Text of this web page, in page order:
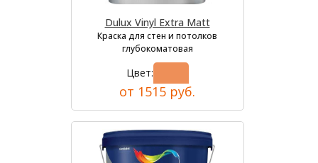
Dulux Vinyl Extra Matt
Краска для стен и потолков
глубокоматовая
Цвет:
от 1515 руб.